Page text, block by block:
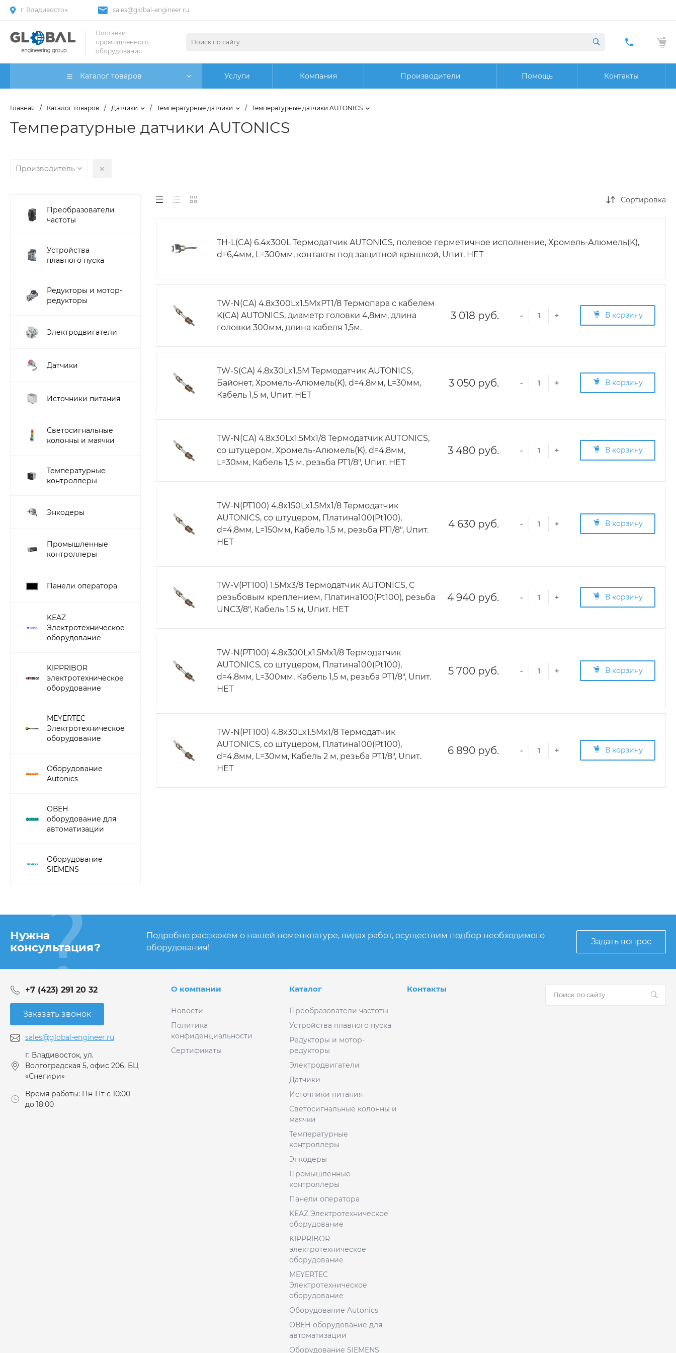
г. Владивосток sales@global-engineer.ru
Поставки
промышленного
оборудования
+7 (423)
20 32
Каталог товаров Услуги Компания Производители Помощь Контакты
Главная / Каталог товаров / Датчики / Температурные датчики / Температурные датчики AUTONICS
Температурные датчики AUTONICS
Производитель
Преобразователи
частоты
Устройства
плавного пуска
Редукторы и мотор-
редукторы
Электродвигатели
Датчики
Источники питания
Светосигнальные
колонны и маячки
Температурные
контроллеры
Энкодеры
Промышленные
контроллеры
Панели оператора
KEAZ
Электротехническое
оборудование
KIPPRIBOR
электротехническое
оборудование
MEYERTEC
Электротехническое
оборудование
Оборудование
Autonics
ОВЕН
оборудование для
автоматизации
Оборудование
SIEMENS
Сортировка
TH-L(CA) 6.4x300L Термодатчик AUTONICS, полевое герметичное исполнение, Хромель-Алюмель(K),
d=6,4мм, L=300мм, контакты под защитной крышкой, Uпит. НЕТ
TW-N(CA) 4.8x300Lx1.5MxPT1/8 Термопара с кабелем
K(CA) AUTONICS, диаметр головки 4,8мм, длина
головки 300мм, длина кабеля 1,5м.
3 018 руб. - + В корзину
TW-S(CA) 4.8x30Lx1.5M Термодатчик AUTONICS,
Байонет, Хромель-Алюмель(K), d=4,8мм, L=30мм,
Кабель 1,5 м, Uпит. НЕТ
3 050 руб. - + В корзину
TW-N(CA) 4.8x30Lx1.5Mx1/8 Термодатчик AUTONICS,
со штуцером, Хромель-Алюмель(K), d=4,8мм,
L=30мм, Кабель 1,5 м, резьба PT1/8", Uпит. НЕТ
3 480 руб. - + В корзину
TW-N(PT100) 4.8x150Lx1.5Mx1/8 Термодатчик
AUTONICS, со штуцером, Платина100(Pt100),
d=4,8мм, L=150мм, Кабель 1,5 м, резьба PT1/8", Uпит.
НЕТ
4 630 руб. - + В корзину
TW-V(PT100) 1.5Mx3/8 Термодатчик AUTONICS, С
резьбовым креплением, Платина100(Pt100), резьба
UNC3/8", Кабель 1,5 м, Uпит. НЕТ
4 940 руб. - + В корзину
TW-N(PT100) 4.8x300Lx1.5Mx1/8 Термодатчик
AUTONICS, со штуцером, Платина100(Pt100),
d=4,8мм, L=300мм, Кабель 1,5 м, резьба PT1/8", Uпит.
НЕТ
5 700 руб. - + В корзину
TW-N(PT100) 4.8x30Lx1.5Mx1/8 Термодатчик
AUTONICS, со штуцером, Платина100(Pt100),
d=4,8мм, L=30мм, Кабель 2 м, резьба PT1/8", Uпит.
НЕТ
6 890 руб. - + В корзину
Нужна
консультация?
Подробно расскажем о нашей номенклатуре, видах работ, осуществим подбор необходимого
оборудования!
Задать вопрос
+7 (423) 291 20 32
Заказать звонок
sales@global-engineer.ru
г. Владивосток, ул.
Волгоградская 5, офис 206, БЦ
«Снегири»
Время работы: Пн-Пт с 10:00
до 18:00
О компании
Новости
Политика
конфиденциальности
Сертификаты
Каталог
Преобразователи частоты
Устройства плавного пуска
Редукторы и мотор-
редукторы
Электродвигатели
Датчики
Источники питания
Светосигнальные колонны и
маячки
Температурные
контроллеры
Энкодеры
Промышленные
контроллеры
Панели оператора
KEAZ Электротехническое
оборудование
KIPPRIBOR
электротехническое
оборудование
MEYERTEC
Электротехническое
оборудование
Оборудование Autonics
ОВЕН оборудование для
автоматизации
Оборудование SIEMENS
Контакты